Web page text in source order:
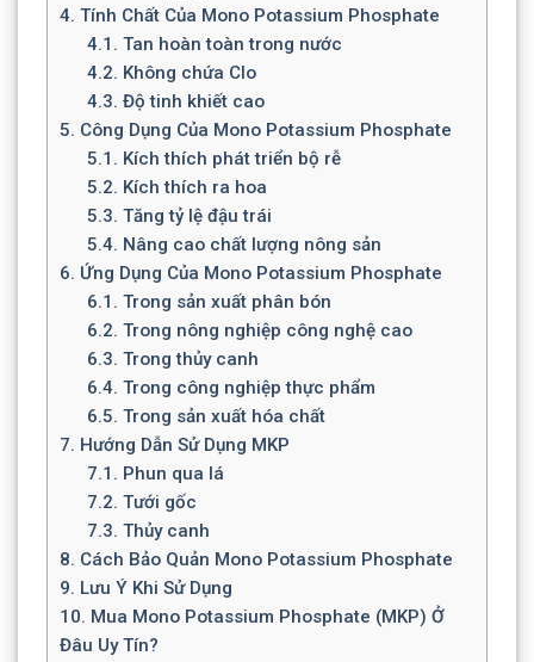
4. Tính Chất Của Mono Potassium Phosphate
4.1. Tan hoàn toàn trong nước
4.2. Không chứa Clo
4.3. Độ tinh khiết cao
5. Công Dụng Của Mono Potassium Phosphate
5.1. Kích thích phát triển bộ rễ
5.2. Kích thích ra hoa
5.3. Tăng tỷ lệ đậu trái
5.4. Nâng cao chất lượng nông sản
6. Ứng Dụng Của Mono Potassium Phosphate
6.1. Trong sản xuất phân bón
6.2. Trong nông nghiệp công nghệ cao
6.3. Trong thủy canh
6.4. Trong công nghiệp thực phẩm
6.5. Trong sản xuất hóa chất
7. Hướng Dẫn Sử Dụng MKP
7.1. Phun qua lá
7.2. Tưới gốc
7.3. Thủy canh
8. Cách Bảo Quản Mono Potassium Phosphate
9. Lưu Ý Khi Sử Dụng
10. Mua Mono Potassium Phosphate (MKP) Ở
Đâu Uy Tín?